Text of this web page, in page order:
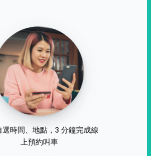
選時間、地點，3 分鐘完成線
上預約叫車